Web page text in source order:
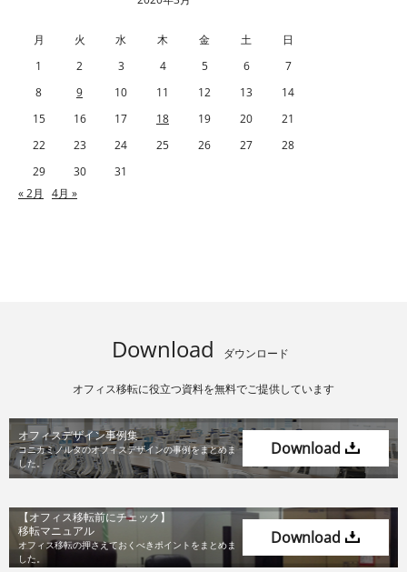
月 火 水 木 金 土
日
1
2 3 4 5 6
7
8
9 10 11 12 13
14
15
16 17 18 19 20
21
22
23 24 25 26 27
28
29
30
31
« 2月
4月 »
Download ダウンロード
オフィス移転に役立つ資料を無料でご提供しています
オフィスデザイン事例集
コニカミノルタのオフィスデザインの事例をまとめま
した。
Download
【オフィス移転前にチェック】
移転マニュアル
オフィス移転の押さえておくべきポイントをまとめま
した。
Download